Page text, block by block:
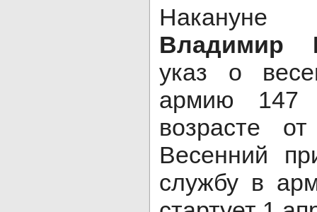
Накануне
указ о
армию 147
возрасте
Весенний
службу в